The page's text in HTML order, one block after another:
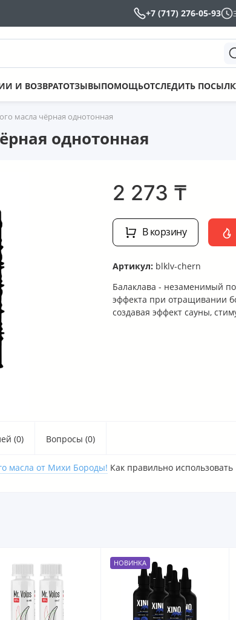
+7 (717) 276-05-93
И ВОЗВРАТОТЗЫВЫПОМОЩЬОТСЛЕДИТЬ
масла чёрная однотонная
однотонная
2 273 ₸
В корзину
Артикул: blklv-chern
Балаклава - незаменимый
эффекта при отращивании
создавая эффект сауны,
(0) Вопросы (0)
масла от Михи Бороды! Как правильно
НОВИНКА